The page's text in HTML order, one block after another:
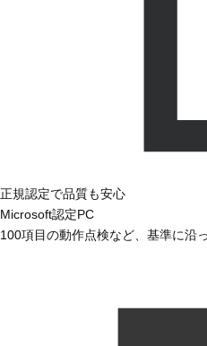
正規認定で品質も安心
Microsoft認定PC
100項目の動作点検など、基準に沿